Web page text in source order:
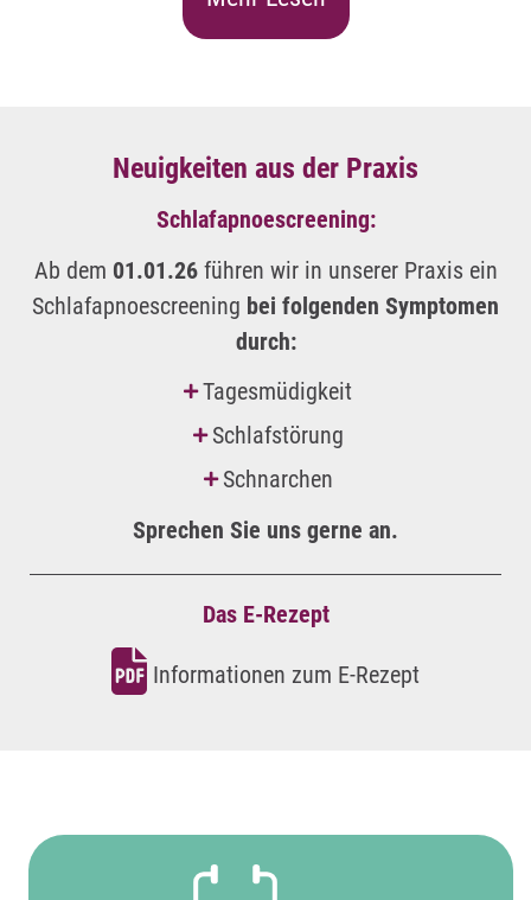
Neuigkeiten aus der Praxis
Schlafapnoescreening:
Ab dem 01.01.26führen wir in unserer Praxis ein
Schlafapnoescreening bei folgenden Symptomen
durch:
Tagesmüdigkeit
Schlafstörung
Schnarchen
Sprechen Sie uns gerne an.
Das E-Rezept
Informationen zum E-Rezept